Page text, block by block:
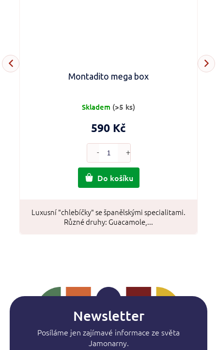
Montadito mega box
590 Kč
Do košíku
Luxusní "chlebíčky" se španělskými specialitami.
Různé druhy: Guacamole,...
Skladem (>5 ks)
Newsletter
Posíláme jen zajímavé informace ze světa
Jamonarny.